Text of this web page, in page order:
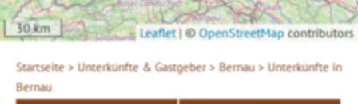
30 km Leaflet |©OpenStreetMap contributors
Startseite > Unterkünfte & Gastgeber > Bernau > Unterkünfte in
Bernau